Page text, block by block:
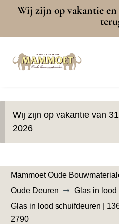
Wij zijn op vakantie en
Wij zijn op vakantie van
2026
Mammoet Oude
Oude Deuren $ Glas in lood
Glas in lood schuifdeuren |
2790